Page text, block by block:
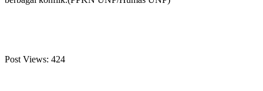
Post Views: 424